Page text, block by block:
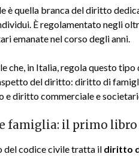
è quella branca del diritto
È regolamentato negli
emanate nel corso degli anni.
che, in Italia, regola questo
del diritto: diritto di
e diritto commerciale e
famiglia: il primo libro
del codice civile tratta il diritto